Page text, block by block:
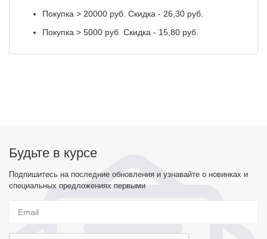
Покупка > 20000 руб. Скидка - 26,30 руб.
Покупка > 5000 руб. Скидка - 15,80 руб.
Будьте в курсе
Подпишитесь на последние обновления и узнавайте о новинках и
специальных предложениях первыми